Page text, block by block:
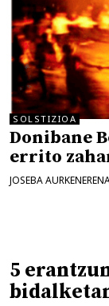
SOLSTIZIOA
Donibane
errito
JOSEBA
5